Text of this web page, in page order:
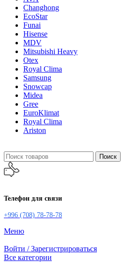
Changhong
EcoStar
Funai
Hisense
MDV
Mitsubishi Heavy
Otex
Royal Clima
Samsung
Snowcap
Midea
Gree
EuroKlimat
Royal Clima
Ariston
Поиск
Телефон для связи
+996 (708) 78-78-78
Меню
Войти / Зарегистрироваться
Все категории